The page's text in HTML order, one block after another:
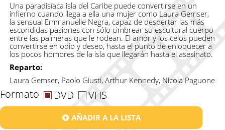
Una paradisíaca isla del Caribe puede convertirse en un
infierno cuando llega a ella una mujer como Laura Gemser,
la sensual Emmanuelle Negra, capaz de despertar las más
escondidas pasiones con sólo cimbrear su escultural cuerpo
entre las palmeras que le rodean. El amor y los celos pueden
convertirse en odio y deseo, hasta el punto de enloquecer a
los pocos hombres de la isla que llegarán hasta el asesinato.
Reparto:
Laura Gemser, Paolo Giusti, Arthur Kennedy, Nicola Paguone
Formato DVD VHS
AÑADIR A LA LISTA